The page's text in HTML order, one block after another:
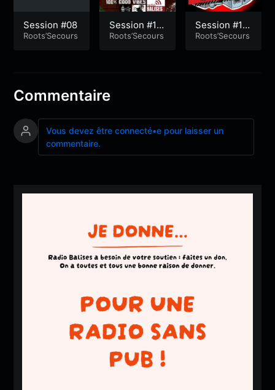
Session #08
Roots’Secours
Session #12
7
Roots’Secours
Session #17
5
Roots’Secours
Commentaire
Vous devez être connecté•e pour laisser un
commentaire.